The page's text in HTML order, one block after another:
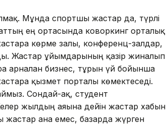
Мұнда спортшы жастар да, түрлі
ең ортасында коворкинг орталық
көрме залы, конференц-залдар,
Жастар ұйымдарының қазір жиналып
арналған бизнес, тұрғын үй бойынша
қызмет порталы көмектеседі.
Сондай-ақ, студент
жылдың аяғына дейін жастар хабын
ғана емес, базарда жүрген